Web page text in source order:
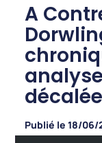
A
Publié le 18/06/